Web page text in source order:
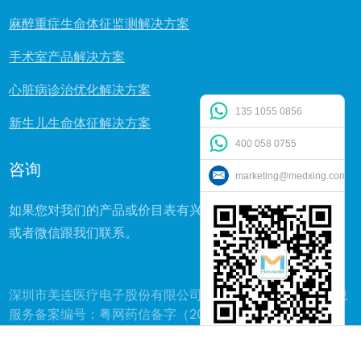
麻醉重症生命体征监测解决方案
手术室产品解决方案
心脏病诊治优化解决方案
新生儿生命体征解决方案
咨询
如果您对我们的产品或价目表有兴趣或者疑问，可直接电话
或者微信跟我们联系。
深圳市美连医疗电子股份有限公司版权所有 互联网药品信息
服务备案编号：粤网药信备字（2005）第00527号
135 1055 0856
400 058 0755
marketing@medxing.com